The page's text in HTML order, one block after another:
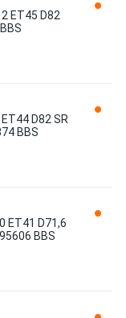
ET45 D82
D82 SR
BBS
ET41 D71,6
BBS